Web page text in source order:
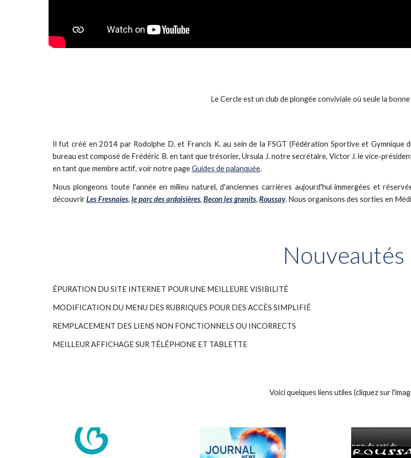
Le Cercle est un club de plongée conviviale où seule la
Il fut créé en 2014 par Rodolphe D. et Francis K. au sein de la FSGT (Fédération Sportive et Gymnique
bureau est composé de Frédéric B. en tant que trésorier, Ursula J. notre secrétaire, Victor J. le vice-
en tant que membre actif, voir notre pageGuides de palanquée.
Nous plongeons toute l'année en milieu naturel, d'anciennes carrières aujourd'hui immergées et
découvrirLes Fresnaies, le parc des ardoisières, Becon les granits, Roussay. Nous organisons des sorties en
Nouveautés
ÉPURATION DU SITE INTERNET POUR UNE MEILLEURE VISIBILITÉ
MODIFICATION DU MENU DES RUBRIQUES POUR DES ACCÈS SIMPLIFIÉ
REMPLACEMENT DES LIENS NON FONCTIONNELS OU INCORRECTS
MEILLEUR AFFICHAGE SUR TÉLÉPHONE ET TABLETTE
Voici quelques liens utiles (cliquez sur